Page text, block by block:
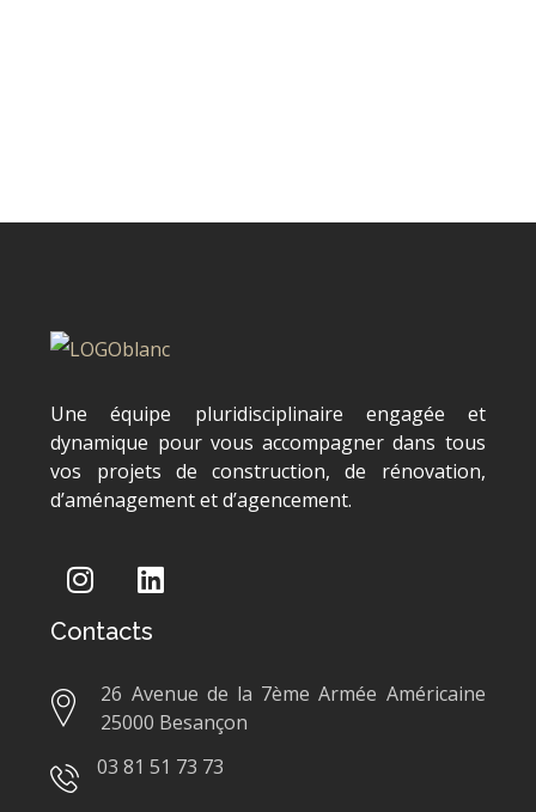
Une équipe pluridisciplinaire engagée et
dynamique pour vous accompagner dans tous
vos projets de construction, de rénovation,
d’aménagement et d’agencement.
Contacts
26 Avenue de la 7ème Armée Américaine
25000 Besançon
03 81 51 73 73